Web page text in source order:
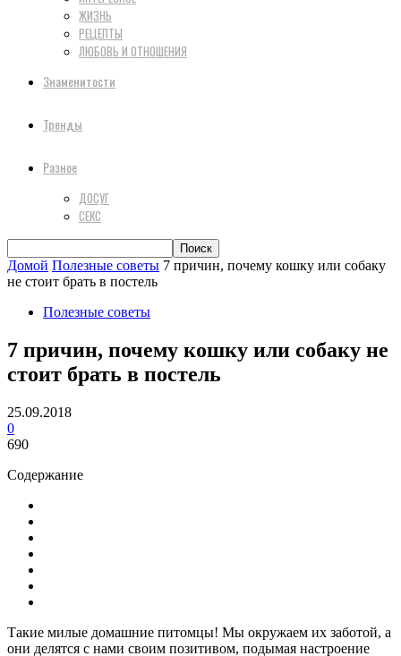
ЖИЗНЬ
РЕЦЕПТЫ
ЛЮБОВЬ И ОТНОШЕНИЯ
Знаменитости
Тренды
Разное
ДОСУГ
СЕКС
Домой Полезные советы 7 причин, почему кошку или собаку
не стоит брать в постель
Полезные советы
7 причин, почему кошку или собаку не
стоит брать в постель
25.09.2018
0
690
Содержание
Такие милые домашние питомцы! Мы окружаем их заботой, а
они делятся с нами своим позитивом, подымая настроение